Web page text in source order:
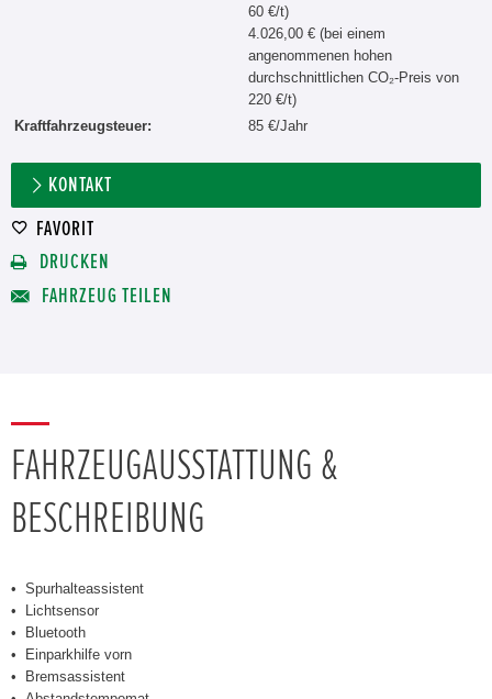
60 €/t)
4.026,00 € (bei einem
angenommenen hohen
durchschnittlichen CO₂-Preis von
220 €/t)
Kraftfahrzeugsteuer:
85 €/Jahr
KONTAKT
FAVORIT
DRUCKEN
FAHRZEUG TEILEN
FAHRZEUGAUSSTATTUNG &
BESCHREIBUNG
Spurhalteassistent
Lichtsensor
Bluetooth
Einparkhilfe vorn
Bremsassistent